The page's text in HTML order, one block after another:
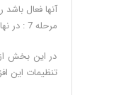
آنها فعال باشد
مرحله 7 : در نهایت برای ذخیره سازی تغییرات بر روی دکمه Save User Agents کلیک نمایید .
در این بخش از
تنظیمات این